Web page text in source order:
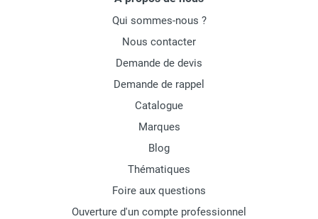
Qui sommes-nous ?
Nous contacter
Demande de devis
Demande de rappel
Catalogue
Marques
Blog
Thématiques
Foire aux questions
Ouverture d'un compte professionnel